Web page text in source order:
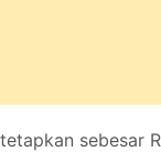
sebesar